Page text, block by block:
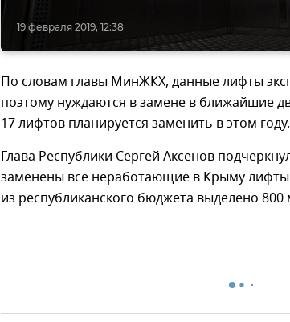
19 февраля 2019, 12:38
По словам главы МинЖКХ, данные лифты
поэтому нуждаются в замене в ближайшие
17 лифтов планируется заменить в этом году.
Глава Республики Сергей Аксенов
заменены все неработающие в Крыму
из республиканского бюджета выделено 800